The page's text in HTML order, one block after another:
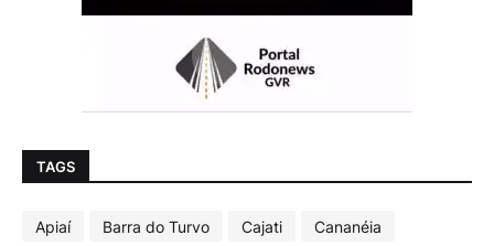
TAGS
Apiaí Barra do Turvo Cajati
Cananéia